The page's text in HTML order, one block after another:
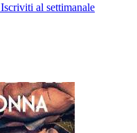
Iscriviti al settimanale